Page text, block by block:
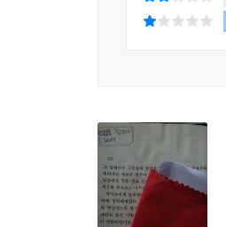
1986년 제1부「한
「전쟁과 분단」(2권
1995년『태백산맥』
1996년 독자 선정 ‘
『태백산맥 다시읽기
1997년 『태백산맥
1999년 ‘20세기 한